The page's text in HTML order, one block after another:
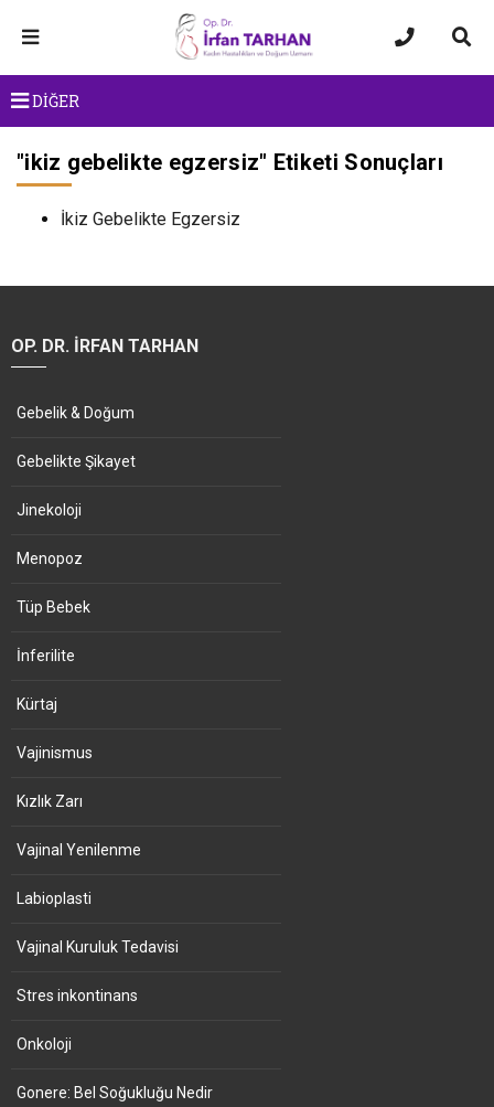
DİĞER
"ikiz gebelikte egzersiz" Etiketi Sonuçları
İkiz Gebelikte Egzersiz
OP. DR. İRFAN TARHAN
Gebelik & Doğum
Gebelikte Şikayet
Jinekoloji
Menopoz
Tüp Bebek
İnferilite
Kürtaj
Vajinismus
Kızlık Zarı
Vajinal Yenilenme
Labioplasti
Vajinal Kuruluk Tedavisi
Stres inkontinans
Onkoloji
Gonere: Bel Soğukluğu Nedir